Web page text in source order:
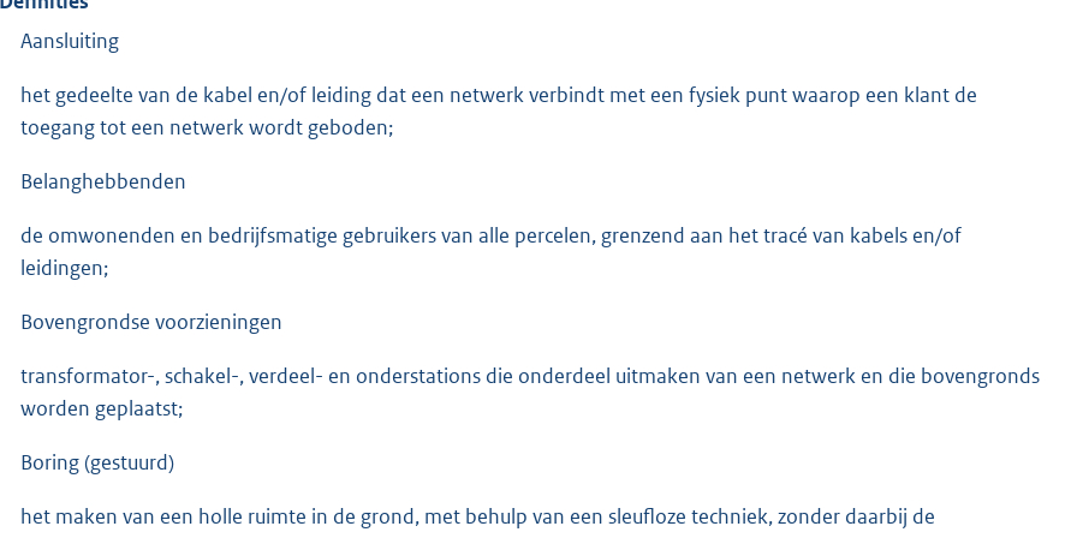
Aansluiting
het gedeelte van de kabel en/of leiding dat een netwerk verbindt met een fysiek punt waarop een klant de
toegang tot een netwerk wordt geboden;
Belanghebbenden
de omwonenden en bedrijfsmatige gebruikers van alle percelen, grenzend aan het tracé van kabels en/of
leidingen;
Bovengrondse voorzieningen
transformator-, schakel-, verdeel- en onderstations die onderdeel uitmaken van een netwerk en die bovengronds
worden geplaatst;
Boring (gestuurd)
het maken van een holle ruimte in de grond, met behulp van een sleufloze techniek, zonder daarbij de